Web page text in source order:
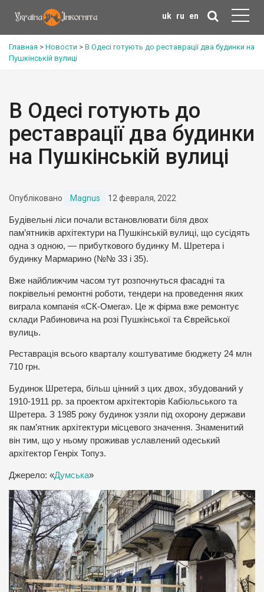
uk ru en
Главная > Новости > В Одесі готують до реставрації два будинки на
Пушкінській вулиці
В Одесі готують до
реставрації два будинки
на Пушкінській вулиці
Опубліковано Magnus 12 февраля, 2022
Будівельні ліси почали встановлювати біля двох
пам’ятників архітектури на Пушкінській вулиці, що сусідять
одна з одною, — прибуткового будинку М. Шретера і
будинку Мармарино (№№ 33 і 35).
Вже найближчим часом тут розпочнуться фасадні та
покрівельні ремонтні роботи, тендери на проведення яких
виграла компанія «СК-Омега». Це ж фірма вже ремонтує
склади Рабиновича на розі Пушкінської та Єврейської
вулиць.
Реставрація всього кварталу коштуватиме бюджету 24 млн
710 грн.
Будинок Шретера, більш цінний з цих двох, збудований у
1910-1911 рр. за проектом архітекторів Кабіольського та
Шретера. З 1985 року будинок узяли під охорону держави
як пам’ятник архітектури місцевого значення. Знаменитий
він тим, що у ньому проживав уславлений одеський
архітектор Генріх Топуз.
Джерело: «Думська»